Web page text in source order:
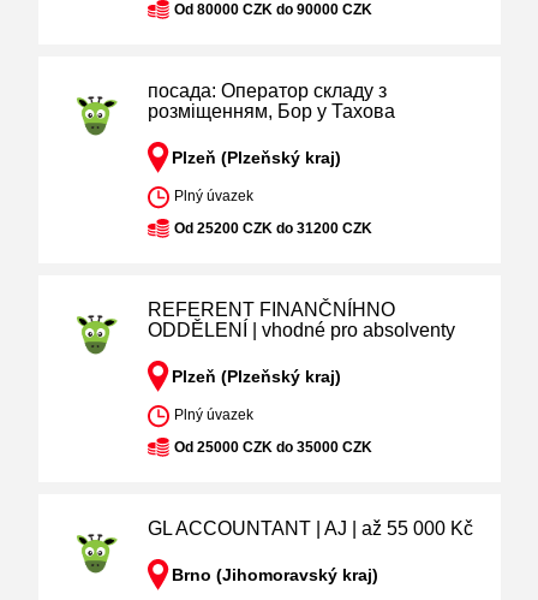
Od 80000 CZK do 90000 CZK
посада: Оператор складу з
розміщенням, Бор у Тахова
Plzeň (Plzeňský kraj)
Plný úvazek
Od 25200 CZK do 31200 CZK
REFERENT FINANČNÍHNO
ODDĚLENÍ | vhodné pro absolventy
Plzeň (Plzeňský kraj)
Plný úvazek
Od 25000 CZK do 35000 CZK
GL ACCOUNTANT | AJ | až 55 000 Kč
Brno (Jihomoravský kraj)